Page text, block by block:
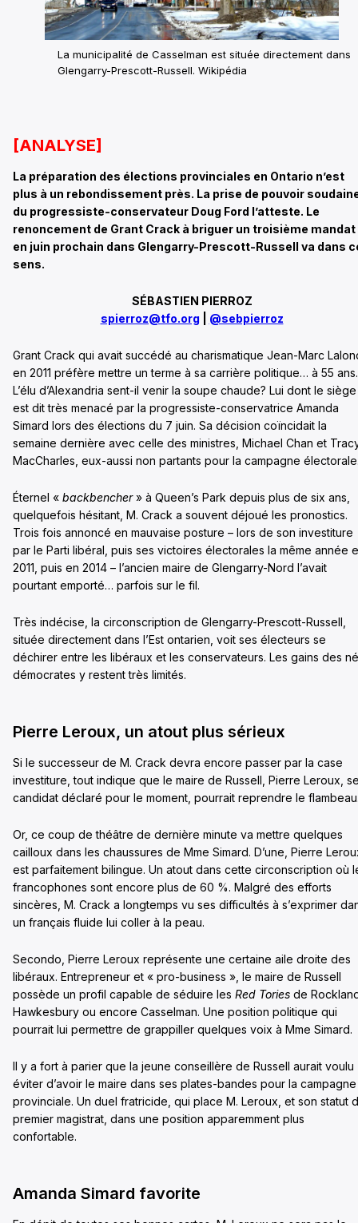
La municipalité de Casselman est située directement dans
Glengarry-Prescott-Russell. Wikipédia
[ANALYSE]
La préparation des élections provinciales en Ontario n’est
plus à un rebondissement près. La prise de pouvoir
du progressiste-conservateur Doug Ford l’atteste. Le
renoncement de Grant Crack à briguer un troisième mandat
en juin prochain dans Glengarry-Prescott-Russell va dans
sens.
SÉBASTIEN PIERROZ
spierroz@tfo.org
@sebpierroz
Grant Crack qui avait succédé au charismatique Jean-Marc
en 2011 préfère mettre un terme à sa carrière politique… à 55 ans.
L’élu d’Alexandria sent-il venir la soupe chaude? Lui dont le siège
est dit très menacé par la progressiste-conservatrice Amanda
Simard lors des élections du 7 juin. Sa décision coïncidait la
semaine dernière avec celle des ministres, Michael Chan et
MacCharles, eux-aussi non partants pour la campagne
Éternel « backbencher» à Queen’s Park depuis plus de six ans,
quelquefois hésitant, M. Crack a souvent déjoué les pronostics.
Trois fois annoncé en mauvaise posture – lors de son investiture
par le Parti libéral, puis ses victoires électorales la même année
2011, puis en 2014 – l’ancien maire de Glengarry-Nord l’avait
pourtant emporté… parfois sur le fil.
Très indécise, la circonscription de Glengarry-Prescott-Russell,
située directement dans l’Est ontarien, voit ses électeurs se
déchirer entre les libéraux et les conservateurs. Les gains des
démocrates y restent très limités.
Pierre Leroux, un atout plus sérieux
Si le successeur de M. Crack devra encore passer par la case
investiture, tout indique que le maire de Russell, Pierre Leroux,
candidat déclaré pour le moment, pourrait reprendre le
Or, ce coup de théâtre de dernière minute va mettre quelques
cailloux dans les chaussures de Mme Simard. D’une, Pierre
est parfaitement bilingue. Un atout dans cette circonscription où
francophones sont encore plus de 60 %. Malgré des efforts
sincères, M. Crack a longtemps vu ses difficultés à s’exprimer
un français fluide lui coller à la peau.
Secondo, Pierre Leroux représente une certaine aile droite des
libéraux. Entrepreneur et « pro-business », le maire de Russell
possède un profil capable de séduire les Red Tories de
Hawkesbury ou encore Casselman. Une position politique qui
pourrait lui permettre de grappiller quelques voix à Mme Simard.
Il y a fort à parier que la jeune conseillère de Russell aurait voulu
éviter d’avoir le maire dans ses plates-bandes pour la campagne
provinciale. Un duel fratricide, qui place M. Leroux, et son statut
premier magistrat, dans une position apparemment plus
confortable.
Amanda Simard favorite